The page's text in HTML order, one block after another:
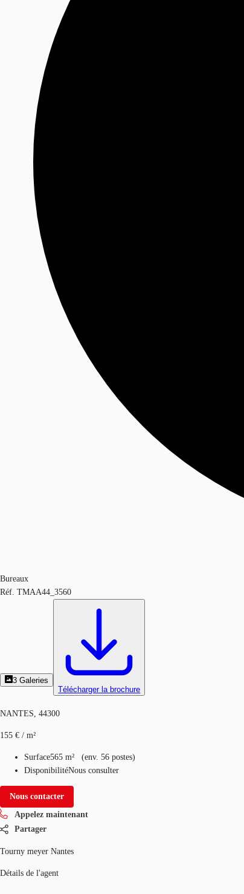
Bureaux
Réf. TMAA44_3560
3 Galeries
Télécharger la brochure
NANTES, 44300
155 € / m²
Surface565 m² (env. 56 postes)
DisponibilitéNous consulter
Nous contacter
Appelez maintenant
Partager
Tourny meyer Nantes
Détails de l'agent